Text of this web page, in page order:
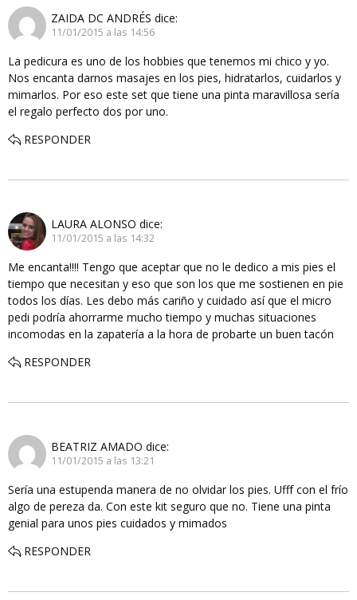
ZAIDA DC ANDRÉS dice:
11/01/2015 a las 14:56
La pedicura es uno de los hobbies que tenemos mi chico y yo.
Nos encanta darnos masajes en los pies, hidratarlos, cuidarlos y
mimarlos. Por eso este set que tiene una pinta maravillosa sería
el regalo perfecto dos por uno.
RESPONDER
LAURA ALONSO dice:
11/01/2015 a las 14:32
Me encanta!!!! Tengo que aceptar que no le dedico a mis pies el
tiempo que necesitan y eso que son los que me sostienen en pie
todos los días. Les debo más cariño y cuidado así que el micro
pedi podría ahorrarme mucho tiempo y muchas situaciones
incomodas en la zapatería a la hora de probarte un buen tacón
RESPONDER
BEATRIZ AMADO dice:
11/01/2015 a las 13:21
Sería una estupenda manera de no olvidar los pies. Ufff con el frío
algo de pereza da. Con este kit seguro que no. Tiene una pinta
genial para unos pies cuidados y mimados
RESPONDER